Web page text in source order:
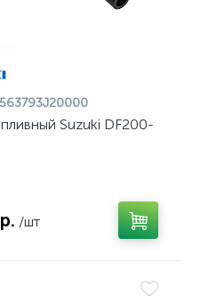
Suzuki DF200-
/шт